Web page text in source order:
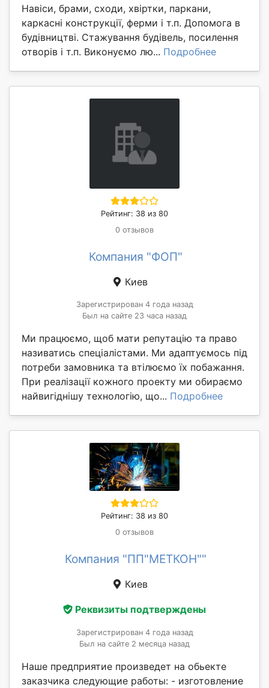
Навіси, брами, сходи, хвіртки, паркани,
каркасні конструкції, ферми і т.п. Допомога в
будівництві. Стажування будівель, посилення
отворів і т.п. Виконуємо лю... Подробнее
Рейтинг: 38 из 80
0 отзывов
Компания "ФОП"
Киев
Зарегистрирован 4 года назад
Был на сайте 23 часа назад
Ми працюємо, щоб мати репутацію та право
називатись спеціалістами. Ми адаптуємось під
потреби замовника та втілюємо їх побажання.
При реалізації кожного проекту ми обираємо
найвигіднішу технологію, що... Подробнее
Рейтинг: 38 из 80
0 отзывов
Компания "ПП"МЕТКОН""
Киев
Реквизиты подтверждены
Зарегистрирован 4 года назад
Был на сайте 2 месяца назад
Наше предприятие произведет на обьекте
заказчика следующие работы: - изготовление